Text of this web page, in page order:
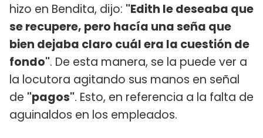
hizo en Bendita, dijo: "Edith le deseaba que
se recupere, pero hacía una seña que
bien dejaba claro cuál era la cuestión de
fondo". De esta manera, se la puede ver a
la locutora agitando sus manos en señal
de "pagos". Esto, en referencia a la falta de
aguinaldos en los empleados.